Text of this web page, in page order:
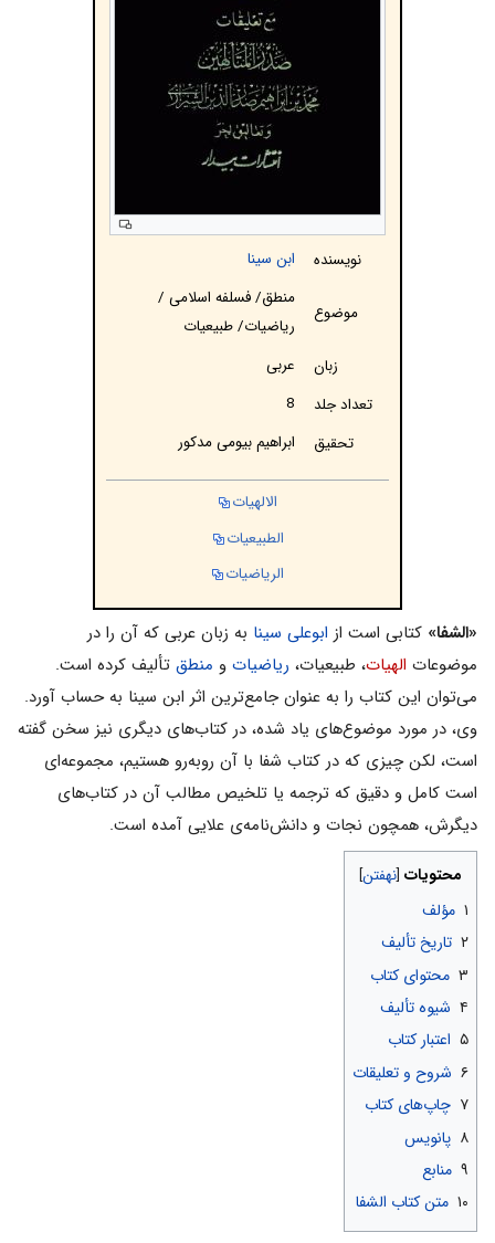
نویسنده ابن سینا
موضوع
منطق/ فسلفه اسلامی /
رياضيات/ طبیعیات
زبان
عربی
تعداد جلد
8
تحقیق
ابراهیم بیومی مدکور
الالهیات
الطبیعیات
الریاضیات
«الشفا» کتابی است از ابوعلی سینا به زبان عربی که آن را در
موضوعات الهیات، طبیعیات، ریاضیات و منطق تألیف کرده است.
مى‌توان این کتاب را به عنوان جامع‌ترین اثر ابن سینا به حساب آورد.
وى، در مورد موضوع‌هاى یاد شده، در کتاب‌هاى دیگرى نیز سخن گفته
است، لکن چیزى که در کتاب شفا با آن روبه‌رو هستیم، مجموعه‌اى
است کامل و دقیق که ترجمه یا تلخیص مطالب آن در کتاب‌هاى
دیگرش، همچون نجات و دانش‌نامه‌ى علایى آمده است.
محتویات
۱ مؤلف
۲ تاریخ تألیف
۳ محتوای کتاب
۴ شیوه تألیف
۵ اعتبار کتاب
۶ شروح و تعلیقات
۷ چاپ‌های کتاب
۸ پانویس
۹ منابع
۱۰ متن کتاب الشفا